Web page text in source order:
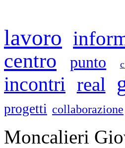
lavoro
centro punto
incontri real
progetti collaborazione
Moncalieri